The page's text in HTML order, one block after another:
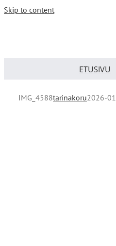
Skip to content
ETUSIVU
IMG_4588tarinakoru2026-